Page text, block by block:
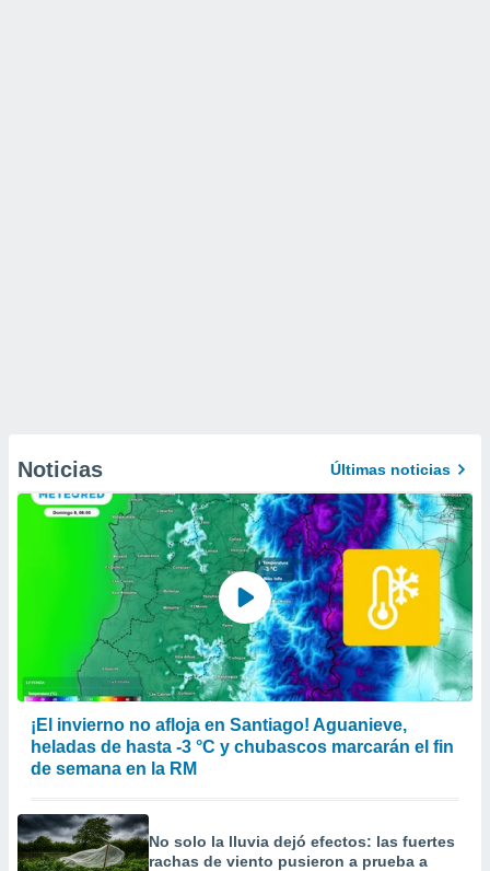
Noticias Últimas noticias
¡El invierno no afloja en Santiago! Aguanieve,
heladas de hasta -3 °C y chubascos marcarán el fin
de semana en la RM
No solo la lluvia dejó efectos: las fuertes
rachas de viento pusieron a prueba a